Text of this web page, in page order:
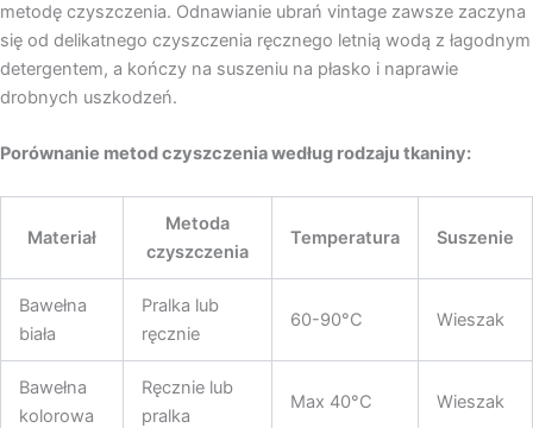
metodę czyszczenia. Odnawianie ubrań vintage zawsze zaczyna
się od delikatnego czyszczenia ręcznego letnią wodą z łagodnym
detergentem, a kończy na suszeniu na płasko i naprawie
drobnych uszkodzeń.
Porównanie metod czyszczenia według rodzaju tkaniny:
Materiał
Metoda
czyszczenia
Temperatura Suszenie
Bawełna
biała
Pralka lub
ręcznie
60-90°C Wieszak
Bawełna
kolorowa
Ręcznie lub
pralka
Max 40°C Wieszak